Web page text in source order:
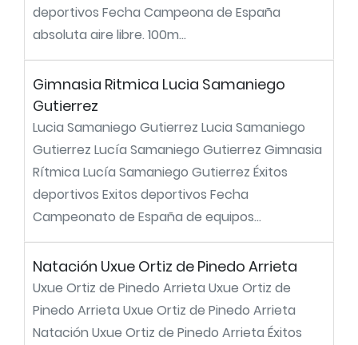
deportivos Fecha Campeona de España
absoluta aire libre. 100m...
Gimnasia Ritmica Lucia Samaniego
Gutierrez
Lucia Samaniego Gutierrez Lucia Samaniego
Gutierrez Lucía Samaniego Gutierrez Gimnasia
Rítmica Lucía Samaniego Gutierrez Éxitos
deportivos Exitos deportivos Fecha
Campeonato de España de equipos...
Natación Uxue Ortiz de Pinedo Arrieta
Uxue Ortiz de Pinedo Arrieta Uxue Ortiz de
Pinedo Arrieta Uxue Ortiz de Pinedo Arrieta
Natación Uxue Ortiz de Pinedo Arrieta Éxitos